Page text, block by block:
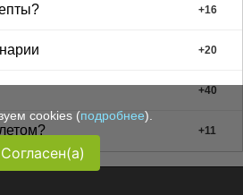
+16
+20
+40
+11
cookies (подробнее).
Согласен(а)